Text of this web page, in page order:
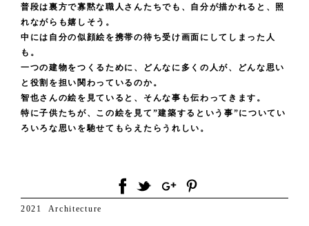
普段は裏方で寡黙な職人さんたちでも、自分が描かれると、照
れながらも嬉しそう。
中には自分の似顔絵を携帯の待ち受け画面にしてしまった人
も。
一つの建物をつくるために、どんなに多くの人が、どんな思い
と役割を担い関わっているのか。
智也さんの絵を見ていると、そんな事も伝わってきます。
特に子供たちが、この絵を見て”建築するという事”についてい
ろいろな思いを馳せてもらえたらうれしい。
2021 Architecture